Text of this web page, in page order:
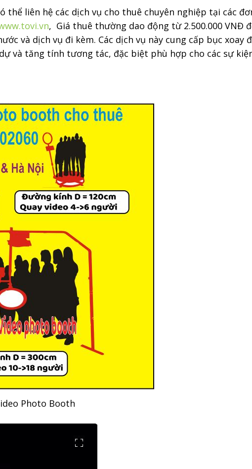
thể liên hệ các dịch vụ cho thuê chuyên nghiệp tại các
, Giá thuê thường dao động từ 2.500.000 VNĐ
và dịch vụ đi kèm. Các dịch vụ này cung cấp bục xoay
và tăng tính tương tác, đặc biệt phù hợp cho các sự
Photo Booth